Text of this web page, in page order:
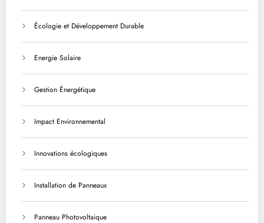
Écologie et Développement Durable
Energie Solaire
Gestion Énergétique
Impact Environnemental
Innovations écologiques
Installation de Panneaux
Panneau Photovoltaique